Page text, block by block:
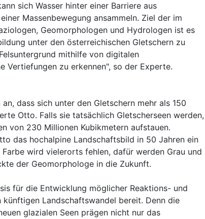
sich Wasser hinter einer Barriere aus
Massenbewegung ansammeln. Ziel der im
Geomorphologen und Hydrologen ist es
unter den österreichischen Gletschern zu
mithilfe von digitalen
Vertiefungen zu erkennen", so der Experte.
dass sich unter den Gletschern mehr als 150
Otto. Falls sie tatsächlich Gletscherseen werden,
von 230 Millionen Kubikmetern aufstauen.
das hochalpine Landschaftsbild in 50 Jahren ein
wird vielerorts fehlen, dafür werden Grau und
der Geomorphologe in die Zukunft.
für die Entwicklung möglicher Reaktions- und
Landschaftswandel bereit. Denn die
glazialen Seen prägen nicht nur das